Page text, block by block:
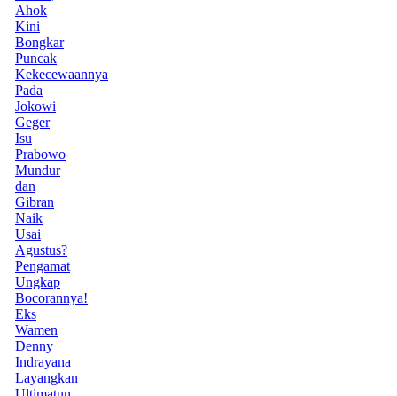
Ahok
Kini
Bongkar
Puncak
Kekecewaannya
Pada
Jokowi
Geger
Isu
Prabowo
Mundur
dan
Gibran
Naik
Usai
Agustus?
Pengamat
Ungkap
Bocorannya!
Eks
Wamen
Denny
Indrayana
Layangkan